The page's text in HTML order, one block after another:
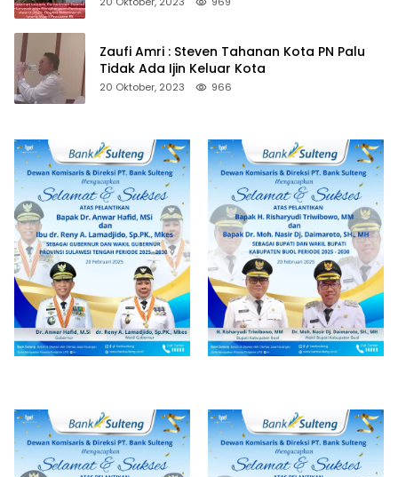
Zaufi Amri : Steven Tahanan Kota PN Palu
Tidak Ada Ijin Keluar Kota
20 Oktober, 2023 966